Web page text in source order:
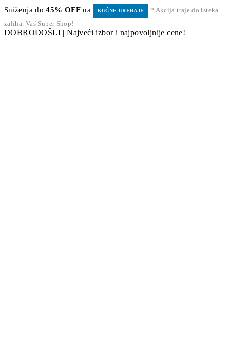
Sniženja do45% OFF na KUĆNE UREĐAJE
* Akcija traje do isteka
zaliha. Vaš Super Shop!
DOBRODOŠLI | Najveći izbor i najpovoljnije cene!